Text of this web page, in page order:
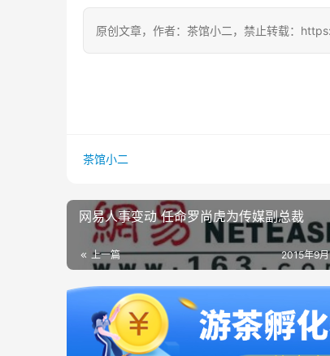
原创文章，作者：茶馆小二，禁止转载：
茶馆小二
网易人事变动 任命罗尚虎为传媒副总裁
上一篇 2015年9